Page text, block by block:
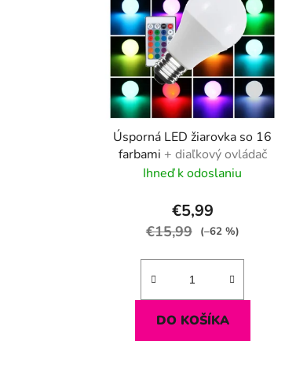
Úsporná LED žiarovka so 16
farbami + diaľkový ovládač
Ihneď k odoslaniu
€5,99
€15,99 (–62 %)
DO KOŠÍKA